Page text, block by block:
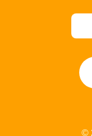
©